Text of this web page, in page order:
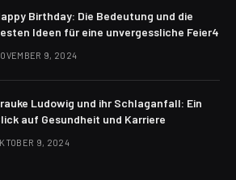
Birthday: Die Bedeutung und die
Ideen für eine unvergessliche Feier4
9, 2024
Ludowig und ihr Schlaganfall: Ein
auf Gesundheit und Karriere
9, 2024